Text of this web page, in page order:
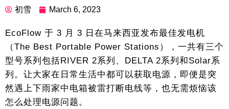
初雪 March 6, 2023
EcoFlow 于 3 月 3 日在马来西亚发布最佳发电机
（The Best Portable Power Stations），一共有三个
型号系列包括RIVER 2系列、DELTA 2系列和Solar系
列。让大家在日常生活中都可以获取电源，即便是突
然遇上下雨家中电箱被雷打断电线等，也无需烦恼该
怎么处理电源问题。